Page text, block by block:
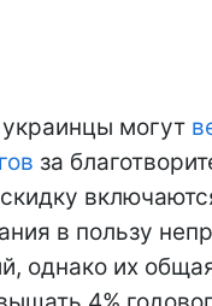
могут
за
в пользу
однако их